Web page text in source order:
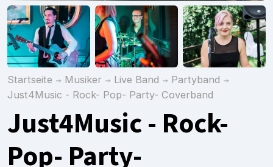
Startseite Musiker Live Band
Partyband
Just4Music - Rock- Pop- Party- Coverband
Just4Music - Rock-
Pop- Party-